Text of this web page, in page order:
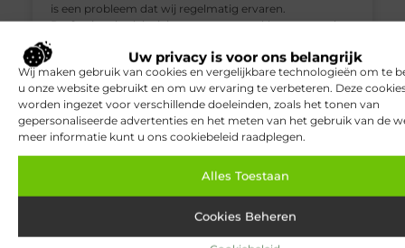
Uw privacy is voor ons belangrijk
Wij maken gebruik van cookies en vergelijkbare technologieën om te
u onze website gebruikt en om uw ervaring te verbeteren. Deze
worden ingezet voor verschillende doeleinden, zoals het tonen van
gepersonaliseerde advertenties en het meten van het gebruik van de
meer informatie kunt u ons cookiebeleid raadplegen.
Alles Toestaan
Cookies Beheren
is een probleem dat wij regelmatig ervaren.
Professionele elektriciens staan ​​voor u klaar, ongeacht
de oorzaak of reden. Zij zullen er alles aan doen om u zo
snel mogelijk te helpen. Die groep elektriciens kan in
steden over de hele wereld
BEDRIJVEN